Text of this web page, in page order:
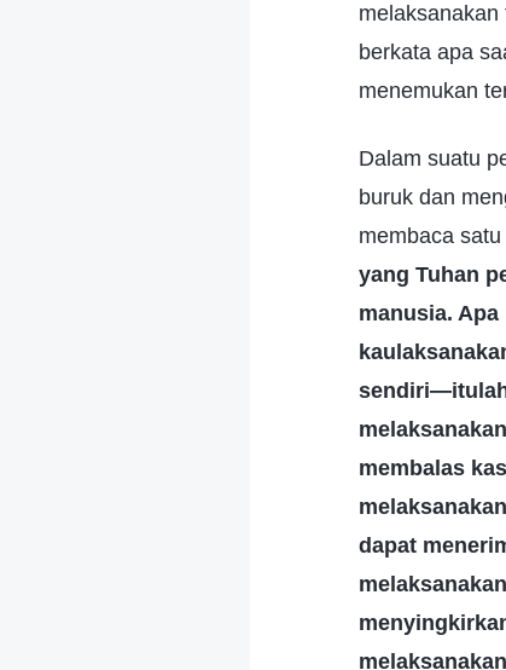
berkata apa
menemukan
Dalam suatu
buruk dan
membaca
yang Tuhan
manusia.
sendiri—itulah
membalas
dapat